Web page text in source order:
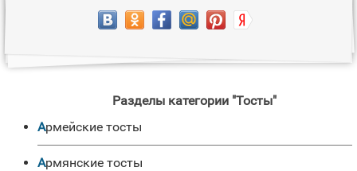
Разделы категории "Тосты"
Армейские тосты
Армянские тосты